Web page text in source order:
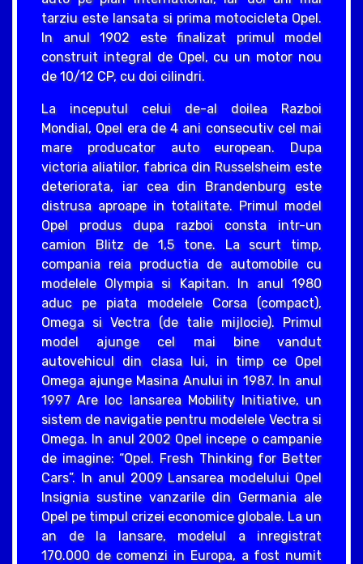
tarziu este lansata si prima motocicleta Opel.
In anul 1902 este finalizat primul model
construit integral de Opel, cu un motor nou
de 10/12 CP, cu doi cilindri.
La inceputul celui de-al doilea Razboi
Mondial, Opel era de 4 ani consecutiv cel mai
mare producator auto european. Dupa
victoria aliatilor, fabrica din Russelsheim este
deteriorata, iar cea din Brandenburg este
distrusa aproape in totalitate. Primul model
Opel produs dupa razboi consta intr-un
camion Blitz de 1,5 tone. La scurt timp,
compania reia productia de automobile cu
modelele Olympia si Kapitan. In anul 1980
aduc pe piata modelele Corsa (compact),
Omega si Vectra (de talie mijlocie). Primul
model ajunge cel mai bine vandut
autovehicul din clasa lui, in timp ce Opel
Omega ajunge Masina Anului in 1987. In anul
1997 Are loc lansarea Mobility Initiative, un
sistem de navigatie pentru modelele Vectra si
Omega. In anul 2002 Opel incepe o campanie
de imagine: “Opel. Fresh Thinking for Better
Cars”. In anul 2009 Lansarea modelului Opel
Insignia sustine vanzarile din Germania ale
Opel pe timpul crizei economice globale. La un
an de la lansare, modelul a inregistrat
170.000 de comenzi in Europa, a fost numit